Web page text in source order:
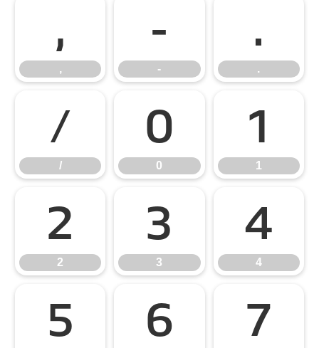
,
,
-
-
.
.
/
/
0
0
1
1
2
2
3
3
4
4
5 6 7